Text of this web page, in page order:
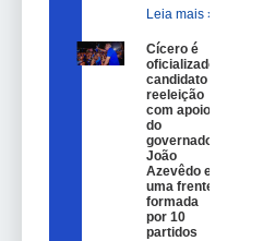
Leia mais »
Cícero é
oficializado
candidato a
reeleição
com apoio
do
governador
João
Azevêdo e
uma frente
formada
por 10
partidos